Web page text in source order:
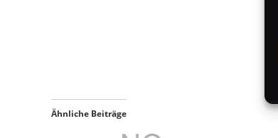
Ähnliche Beiträge